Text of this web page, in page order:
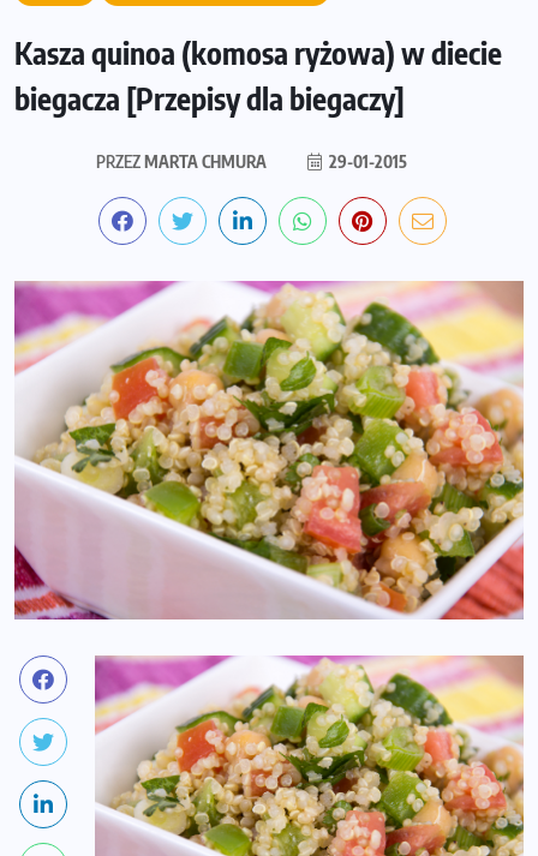
Kasza quinoa (komosa ryżowa) w diecie
biegacza [Przepisy dla biegaczy]
PRZEZMARTA CHMURA 29-01-2015